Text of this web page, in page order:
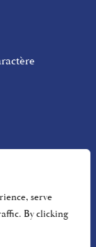
serve
By clicking